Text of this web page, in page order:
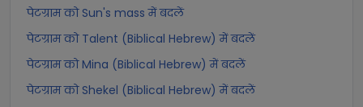
पेटग्राम को Sun's mass में बदलें
पेटग्राम को Talent (Biblical Hebrew) में बदलें
पेटग्राम को Mina (Biblical Hebrew) में बदलें
पेटग्राम को Shekel (Biblical Hebrew) में बदलें